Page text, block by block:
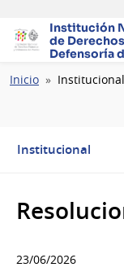
Institución
de
Defensoría
Ruta
Inicio Institucional
Institucional
23/06/2026